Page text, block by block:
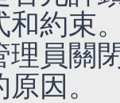
和約束
理員關
因。